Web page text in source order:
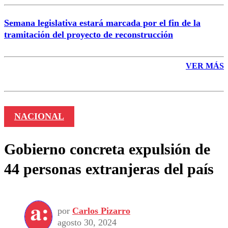
Semana legislativa estará marcada por el fin de la
tramitación del proyecto de reconstrucción
VER MÁS
NACIONAL
Gobierno concreta expulsión de
44 personas extranjeras del país
por Carlos Pizarro
agosto 30, 2024